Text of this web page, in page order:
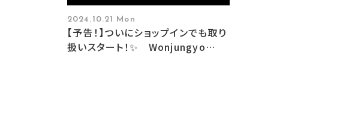
2024.10.21 Mon
【予告！】ついにショップインでも取り
扱いスタート！✨ Wonjungyo